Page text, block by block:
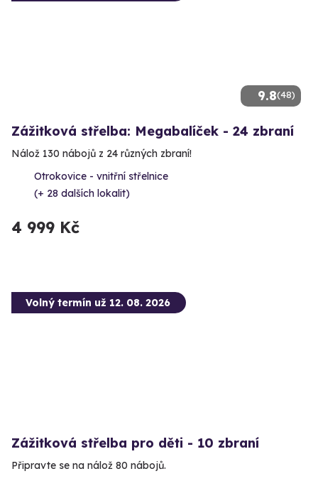
9.8(48)
Zážitková střelba: Megabalíček - 24 zbraní
Nálož 130 nábojů z 24 různých zbraní!
Otrokovice - vnitřní střelnice
(+ 28 dalších lokalit)
4 999 Kč
Volný termín už 12. 08. 2026
Zážitková střelba pro děti - 10 zbraní
Připravte se na nálož 80 nábojů.